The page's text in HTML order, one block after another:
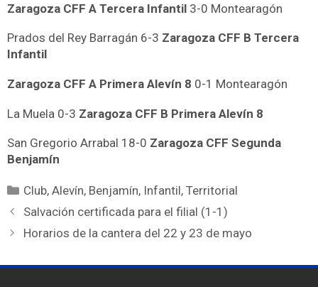
Zaragoza CFF A Tercera Infantil 3-0 Montearagón
Prados del Rey Barragán 6-3 Zaragoza CFF B Tercera
Infantil
Zaragoza CFF A Primera Alevín 8 0-1 Montearagón
La Muela 0-3 Zaragoza CFF B Primera Alevín 8
San Gregorio Arrabal 18-0 Zaragoza CFF Segunda
Benjamín
Club,Alevín, Benjamín, Infantil,Territorial
Salvación certificada para el filial (1-1)
Horarios de la cantera del 22 y 23 de mayo